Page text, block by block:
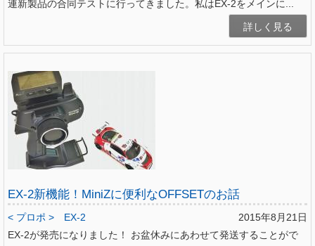
連新製品の合同テストに行ってきました。私はEX-2をメインに...
詳しく見る
EX-2新機能！MiniZに便利なOFFSETのお話
2015年8月21日
< プロポ >
EX-2
EX-2が発売になりました！ お盆休みにあわせて発送することがで